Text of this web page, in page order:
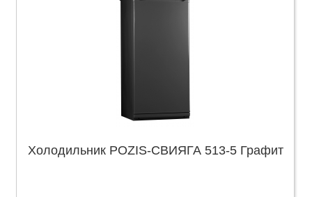
Холодильник POZIS-СВИЯГА 513-5 Графит